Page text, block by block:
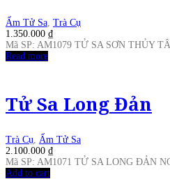
Ấm Tử Sa Trà Cụ
1.350.000 ₫
Mã SP: AM1079 TỬ SA SƠN THỦY
Read more
Tử Sa Long Đản
Trà Cụ
Ấm Tử Sa
2.100.000 ₫
Mã SP: AM1071 TỬ SA LONG ĐẢN
Add to cart